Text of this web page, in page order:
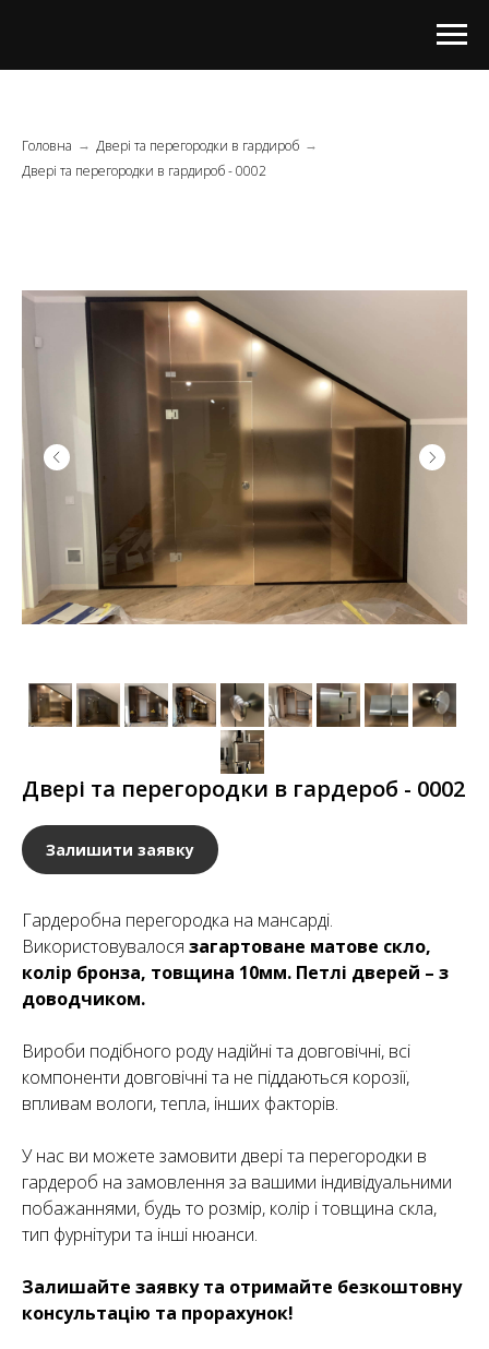
Головна → Двері та перегородки в гардироб →
Двері та перегородки в гардироб - 0002
Двері та перегородки в гардероб - 0002
Залишити заявку
Гардеробна перегородка на мансарді.
Використовувалося загартоване матове скло,
колір бронза, товщина 10мм. Петлі дверей – з
доводчиком.
Вироби подібного роду надійні та довговічні, всі
компоненти довговічні та не піддаються корозії,
впливам вологи, тепла, інших факторів.
У нас ви можете замовити двері та перегородки в
гардероб на замовлення за вашими індивідуальними
побажаннями, будь то розмір, колір і товщина скла,
тип фурнітури та інші нюанси.
Залишайте заявку та отримайте безкоштовну
консультацію та прорахунок!